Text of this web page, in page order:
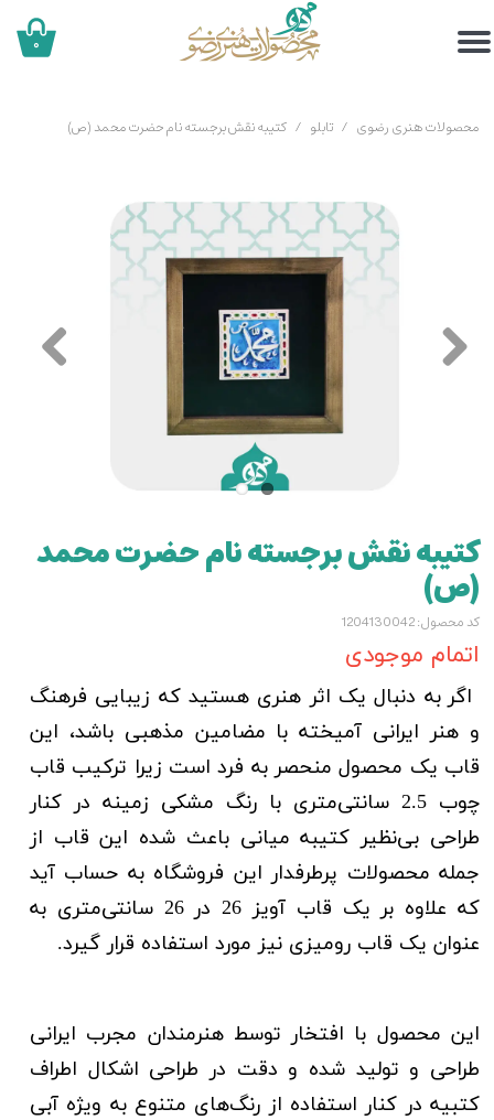
۰
محصولات هنری رضوی تابلو کتیبه نقش برجسته نام حضرت محمد (ص)
کتیبه نقش برجسته نام حضرت محمد
(ص)
کد محصول: 1204130042
اتمام موجودی
اگر به دنبال یک اثر هنری هستید که زیبایی فرهنگ
و هنر ایرانی آمیخته با مضامین مذهبی باشد، این
قاب یک محصول منحصر به فرد است زیرا ترکیب قاب
چوب 2.5 سانتی‌متری با رنگ مشکی زمینه در کنار
طراحی بی‌نظیر کتیبه میانی باعث شده این قاب از
جمله محصولات پرطرفدار این فروشگاه به حساب آید
که علاوه بر یک قاب آویز 26 در 26 سانتی‌متری به
عنوان یک قاب رومیزی نیز مورد استفاده قرار گیرد.
این محصول با افتخار توسط هنرمندان مجرب ایرانی
طراحی و تولید شده و دقت در طراحی اشکال اطراف
کتبیه در کنار استفاده از رنگ‌های متنوع به ویژه آبی